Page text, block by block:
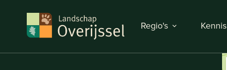
Regio's Kennis